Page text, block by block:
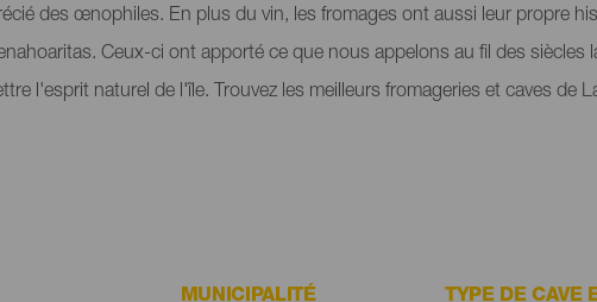
des œnophiles. En plus du vin, les fromages ont aussi leur propre
Ceux-ci ont apporté ce que nous appelons au fil des siècles
l'esprit naturel de l'île. Trouvez les meilleurs fromageries et caves de
MUNICIPALITÉ TYPE DE CAVE